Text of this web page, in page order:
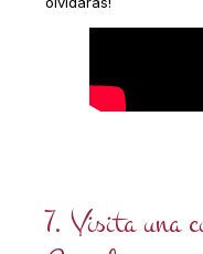
7. Visita una